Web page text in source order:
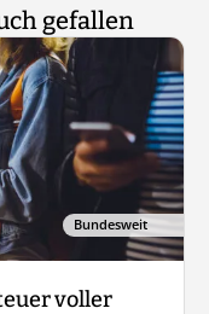
gefallen
Bundesweit
voller